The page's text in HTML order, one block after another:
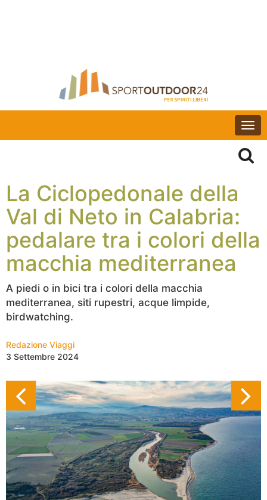
La Ciclopedonale della
Val di Neto in Calabria:
pedalare tra i colori della
macchia mediterranea
A piedi o in bici tra i colori della macchia
mediterranea, siti rupestri, acque limpide,
birdwatching.
Redazione Viaggi
3 Settembre 2024